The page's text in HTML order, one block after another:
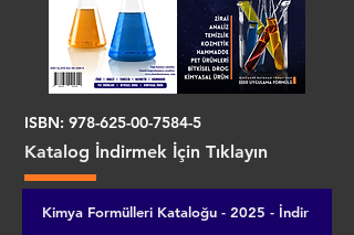
ISBN: 978-625-00-7584-5
Katalog İndirmek İçin Tıklayın
Kimya Formülleri Kataloğu - 2025 - İndir